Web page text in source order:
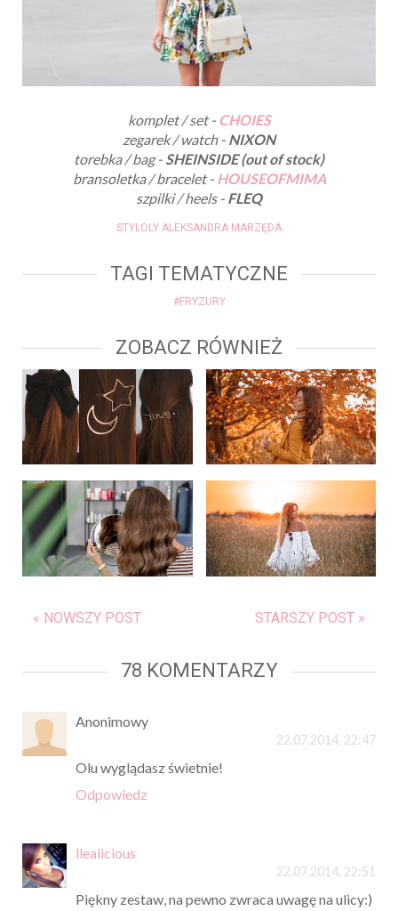
komplet / set - CHOIES
zegarek / watch - NIXON
torebka / bag - SHEINSIDE (out of stock)
bransoletka / bracelet - HOUSEOFMIMA
szpilki / heels - FLEQ
STYLOLY ALEKSANDRA MARZĘDA
TAGI TEMATYCZNE
#FRYZURY
ZOBACZ RÓWNIEŻ
« NOWSZY POST STARSZY POST »
78 KOMENTARZY
Anonimowy
22.07.2014, 22:47
Olu wyglądasz świetnie!
Odpowiedz
llealicious
22.07.2014, 22:51
Piękny zestaw, na pewno zwraca uwagę na ulicy:)